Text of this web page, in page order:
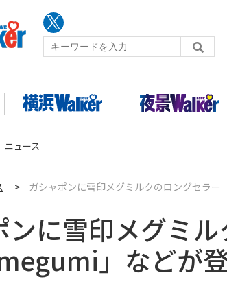
ニュース
> ガシャポンに雪印メグミルクのロングセラ
ンに雪印メグミ
」などが